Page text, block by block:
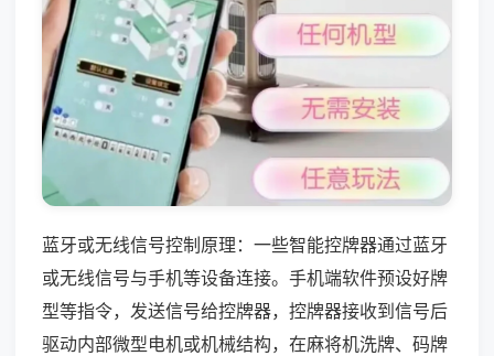
蓝牙或无线信号控制原理：一些智能控牌器通过蓝牙
或无线信号与手机等设备连接。手机端软件预设好牌
型等指令，发送信号给控牌器，控牌器接收到信号后
驱动内部微型电机或机械结构，在麻将机洗牌、码牌